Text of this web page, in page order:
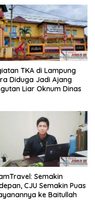
TKA di Lampung
Diduga Jadi Ajang
Liar Oknum Dinas
Semakin
CJU Semakin Puas
ke Baitullah